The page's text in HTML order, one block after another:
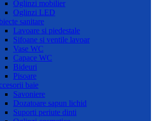
Oglinzi mobilier
Oglinzi LED
sanitare
Lavoare si piedestale
Sifoane si ventile lavoar
Vase WC
Capace WC
Bideuri
Pisoare
baie
Savoniere
Dozatoare sapun lichid
Suporti periute dinti